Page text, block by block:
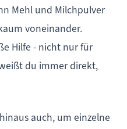
Mehl und Milchpulver
voneinander.
Hilfe - nicht nur für
du immer direkt,
auch, um einzelne